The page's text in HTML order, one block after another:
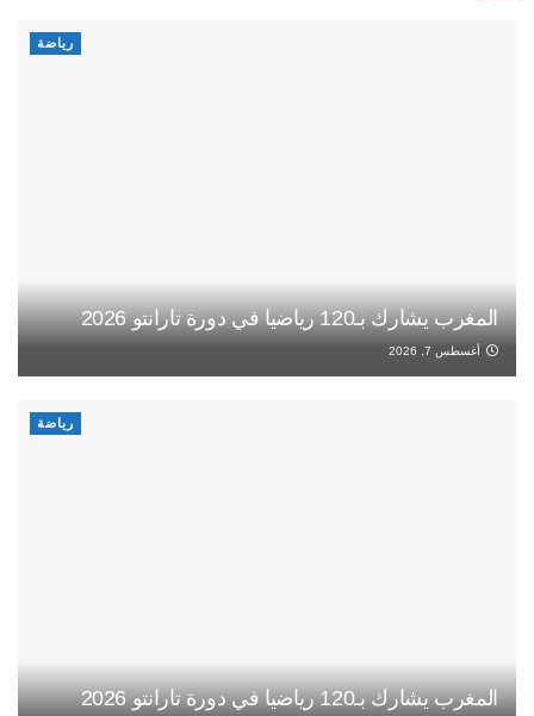
رياضة
المغرب يشارك بـ120 رياضيا في دورة تارانتو 2026
أغسطس 7, 2026
رياضة
المغرب يشارك بـ120 رياضيا في دورة تارانتو 2026